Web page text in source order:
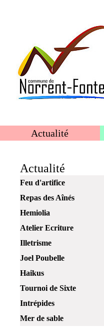
Actualité
Actualité
Feu d'artifice
Repas des Aînés
Hemiolia
Atelier Ecriture
Illetrisme
Joel Poubelle
Haikus
Tournoi de Sixte
Intrépides
Mer de sable